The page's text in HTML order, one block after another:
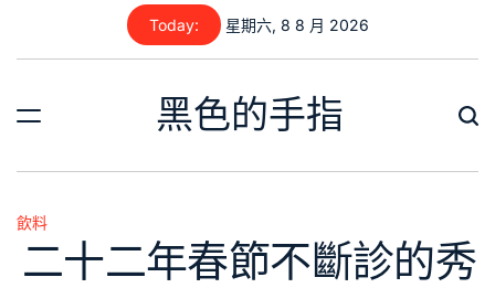
content
Today: 星期六, 8 8 月 2026
黑色的手指
Posted
in
飲料
二十二年春節不斷診的秀